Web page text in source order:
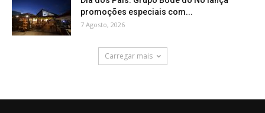
promoções especiais com...
7 Agosto, 2026
Carregar mais